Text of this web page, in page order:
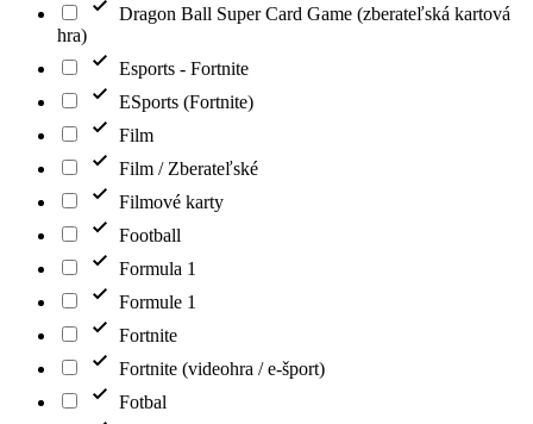
Dragon Ball Super Card Game (zberateľská kartová
hra)
Esports - Fortnite
ESports (Fortnite)
Film
Film / Zberateľské
Filmové karty
Football
Formula 1
Formule 1
Fortnite
Fortnite (videohra / e-šport)
Fotbal